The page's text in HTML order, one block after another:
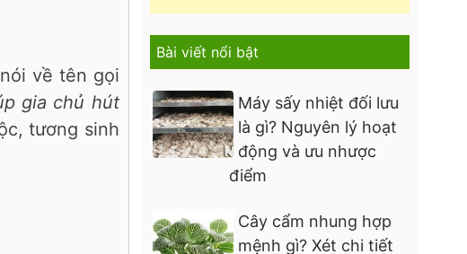
về tên gọi
gia chủ hút
tương sinh
Bài viết nổi bật
Máy sấy nhiệt đối lưu
là gì? Nguyên lý hoạt
động và ưu nhược
điểm
Cây cẩm nhung hợp
mệnh gì? Xét chi tiết